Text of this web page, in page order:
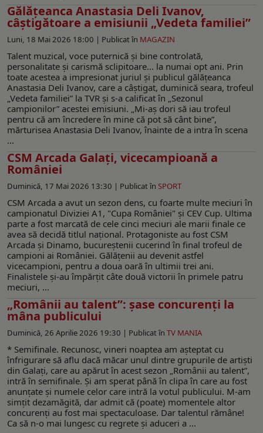
Gălățeanca Anastasia Deli Ivanov,
câștigătoare a emisiunii „Vedeta familiei”
Luni, 18 Mai 2026 18:00 | Publicat în MAGAZIN
Talent muzical, voce puternică și bine controlată,
personalitate și carismă sclipitoare... la numai opt ani. Prin
toate acestea a impresionat juriul și publicul gălățeanca
Anastasia Deli Ivanov, care a câștigat, duminică seara, trofeul
„Vedeta familiei” la TVR și s-a calificat în „Sezonul
campionilor” acestei emisiuni. „Mi-aș dori să iau trofeul
pentru că am încredere în mine că pot să cânt bine”,
mărturisea Anastasia Deli Ivanov, înainte de a intra în scena
...
CSM Arcada Galaţi, vicecampioană a
României
Duminică, 17 Mai 2026 13:30 | Publicat în SPORT
CSM Arcada a avut un sezon dens, cu foarte multe meciuri în
campionatul Diviziei A1, "Cupa României" și CEV Cup. Ultima
parte a fost marcată de cele cinci meciuri ale marii finale ce
avea să decidă titlul național. Protagoniste au fost CSM
Arcada și Dinamo, bucureștenii cucerind în final trofeul de
campioni ai României. Gălățenii au devenit astfel
vicecampioni, pentru a doua oară în ultimii trei ani.
Finalistele și-au împărțit câte două victorii în primele patru
meciuri, ...
„Românii au talent”: şase concurenţi la
mâna publicului
Duminică, 26 Aprilie 2026 19:30 | Publicat în TV MANIA
* Semifinale. Recunosc, vineri noaptea am aşteptat cu
înfrigurare să aflu dacă măcar unul dintre grupurile de artişti
din Galaţi, care au apărut în acest sezon „Românii au talent”,
intră în semifinale. Şi am sperat până în clipa în care au fost
anunţate şi numele celor care intră la votul publicului. M-am
simţit dezamăgită, dar admit că (poate) momentele altor
concurenţi au fost mai spectaculoase. Dar talentul rămâne!
Ca să n-o mai lungesc cu regrete şi aduceri a ...